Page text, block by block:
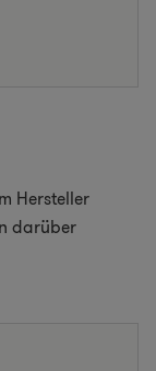
Hersteller
darüber